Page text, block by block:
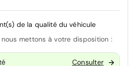
de la qualité du véhicule
mettons à votre disposition :
Consulter